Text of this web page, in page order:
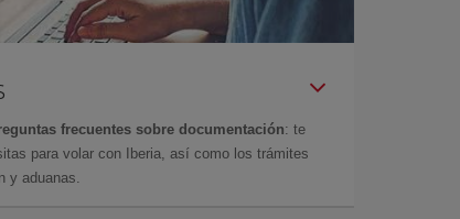
frecuentes sobre documentación: te
para volar con Iberia, así como los trámites
y aduanas.